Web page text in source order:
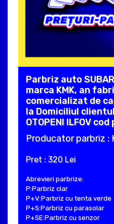
Parbriz auto
marca KMK, an
comercializat de
la Domiciliul
OTOPENI ILFOV
Producator parbriz :
Pret : 320 Lei
Abrevieri parbrize:
P:Parbriz clar
P+V:Parbriz cu tenta verde
P+S:Parbriz cu parasolar
P+SE:Parbriz cu senzor